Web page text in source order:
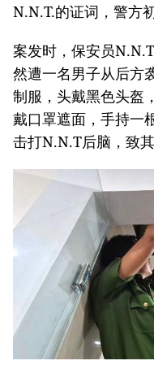
N.N.T.的证词，警方
案发时，保安员
然遭一名男子从后方
制服，头戴黑色头盔
戴口罩遮面，手持一
击打N.N.T后脑，致其